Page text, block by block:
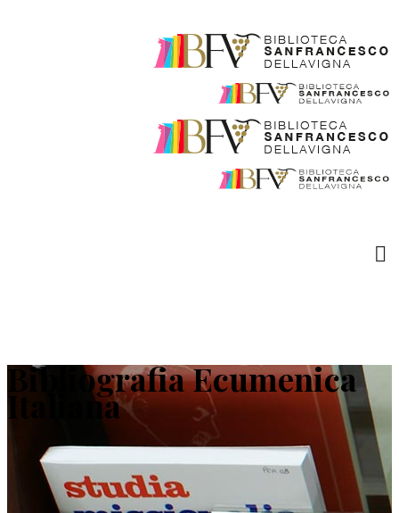
Bibliografia Ecumenica
Italiana